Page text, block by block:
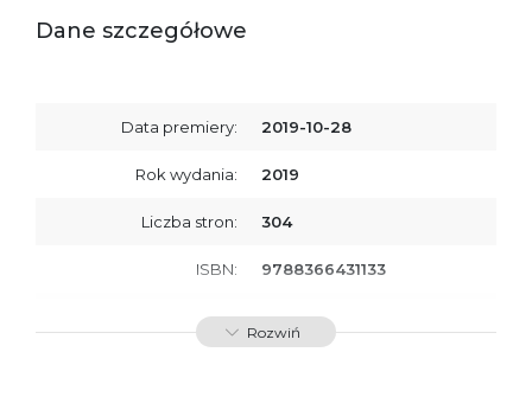
Dane szczegółowe
Data premiery: 2019-10-28
Rok wydania: 2019
Liczba stron: 304
ISBN: 9788366431133
SKU: E201182
Rozwiń